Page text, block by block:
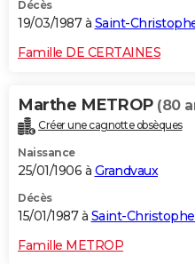
Décès
19/03/1987 à Saint-
Famille DE CERTAINES
Marthe METROP (80
Créer une cagnotte obsèques
Naissance
25/01/1906 à Grandvaux
Décès
15/01/1987 à Saint-
Famille METROP